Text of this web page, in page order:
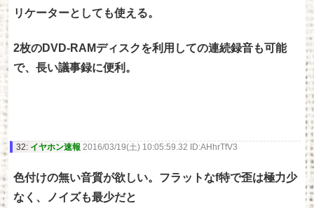
リケーターとしても使える。
2枚のDVD-RAMディスクを利用しての連続録音も可能
で、長い議事録に便利。
32: イヤホン速報 2016/03/19(土) 10:05:59.32 ID:AHhrTfV3
色付けの無い音質が欲しい。フラットなf特で歪は極力少
なく、ノイズも最少だと